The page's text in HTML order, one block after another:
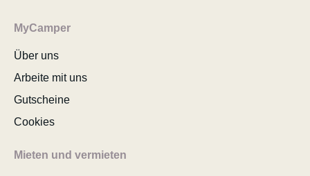
MyCamper
Über uns
Arbeite mit uns
Gutscheine
Cookies
Mieten und vermieten